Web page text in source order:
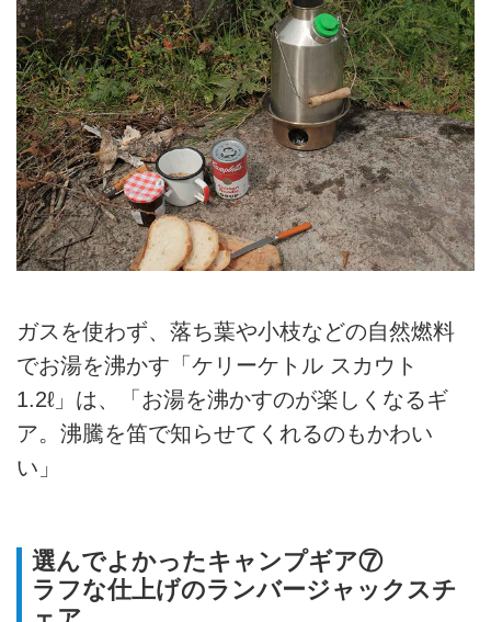
ガスを使わず、落ち葉や小枝などの自然燃料
でお湯を沸かす「ケリーケトル スカウト
1.2ℓ」は、「お湯を沸かすのが楽しくなるギ
ア。沸騰を笛で知らせてくれるのもかわい
い」
選んでよかったキャンプギア⑦
ラフな仕上げのランバージャックスチ